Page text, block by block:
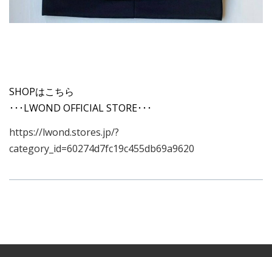
SHOPはこちら
･･･LWOND OFFICIAL STORE･･･
https://lwond.stores.jp/?
category_id=60274d7fc19c455db69a9620